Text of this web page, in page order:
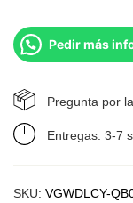
Pedir más
Pregunta por
Entregas: 3-7
SKU: VGWDLCY-